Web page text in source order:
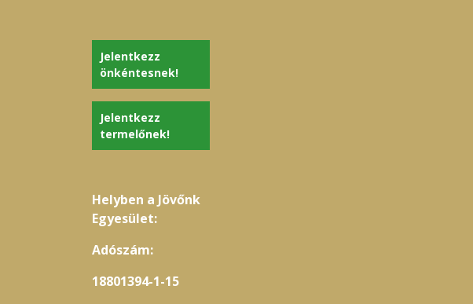
Jelentkezz
önkéntesnek!
Jelentkezz
termelőnek!
Helyben a Jövőnk
Egyesület:
Adószám:
18801394-1-15